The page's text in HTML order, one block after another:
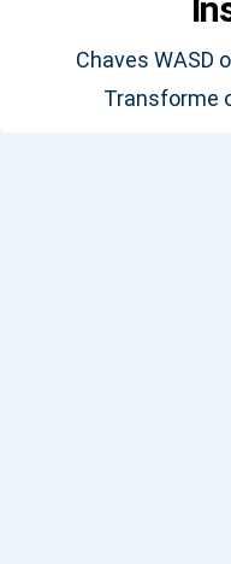
Chaves WASD
Transforme